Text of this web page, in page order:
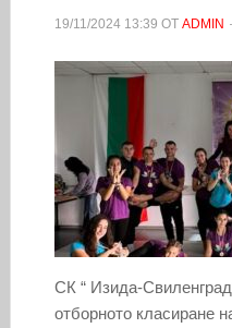
19/11/2024 13:39 ОТ ADMIN
СК “ Изида-
отборното класиране